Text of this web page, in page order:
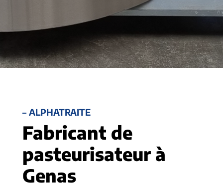
– ALPHATRAITE
Fabricant de
pasteurisateur à
Genas